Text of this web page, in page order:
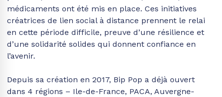
médicaments ont été mis en place. Ces initiatives
créatrices de lien social à distance prennent le relai
en cette période difficile, preuve d’une résilience et
d’une solidarité solides qui donnent confiance en
l’avenir.
Depuis sa création en 2017, Bip Pop a déjà ouvert
dans 4 régions – Ile-de-France, PACA, Auvergne-